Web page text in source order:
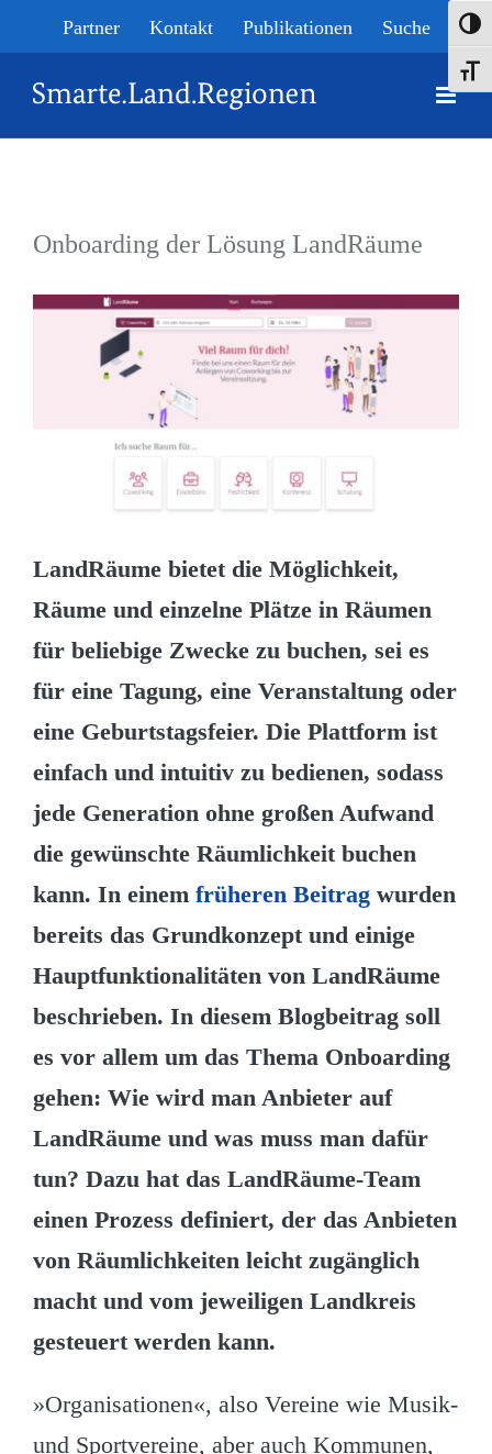
to
content
Partner Kontakt Publikationen Suche
Onboarding der Lösung LandRäume
LandRäume bietet die Möglichkeit,
Räume und einzelne Plätze in Räumen
für beliebige Zwecke zu buchen, sei es
für eine Tagung, eine Veranstaltung oder
eine Geburtstagsfeier. Die Plattform ist
einfach und intuitiv zu bedienen, sodass
jede Generation ohne großen Aufwand
die gewünschte Räumlichkeit buchen
kann. In einem früheren Beitrag wurden
bereits das Grundkonzept und einige
Hauptfunktionalitäten von LandRäume
beschrieben. In diesem Blogbeitrag soll
es vor allem um das Thema Onboarding
gehen: Wie wird man Anbieter auf
LandRäume und was muss man dafür
tun? Dazu hat das LandRäume-Team
einen Prozess definiert, der das Anbieten
von Räumlichkeiten leicht zugänglich
macht und vom jeweiligen Landkreis
gesteuert werden kann.
»Organisationen«, also Vereine wie Musik-
und Sportvereine, aber auch Kommunen,